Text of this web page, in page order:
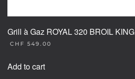
Grill à Gaz ROYAL 320 BROIL KING
CHF 549.00
Add to cart